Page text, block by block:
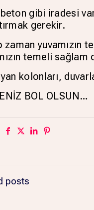
gibi iradesi
gerekir.
zaman yuvamızın
temeli sağlam
kolonları,
BOL OLSUN…
posts